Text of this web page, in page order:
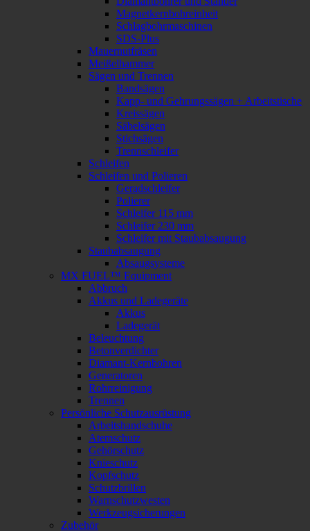
Magnetkernbohreinheit
Schlagbohrmaschinen
SDS-Plus
Mauernutfräsen
Meißelhammer
Sägen und Trennen
Bandsägen
Kapp- und Gehrungssägen + Arbeitstische
Kreissägen
Säbelsägen
Stichsägen
Trennschleifer
Schleifen
Schleifen und Polieren
Geradschleifer
Polierer
Schleifer 115 mm
Schleifer 230 mm
Schleifer mit Staubabsaugung
Staubabsaugung
Absaugsysteme
MX FUEL™ Equipment
Abbruch
Akkus und Ladegeräte
Akkus
Ladegerät
Beleuchtung
Betonverdichter
Diamant-Kernbohren
Generatoren
Rohrreinigung
Trennen
Persönliche Schutzausrüstung
Arbeitshandschuhe
Atemschutz
Gehörschutz
Knieschutz
Kopfschutz
Schutzbrillen
Warnschutzwesten
Werkzeugsicherungen
Zubehör